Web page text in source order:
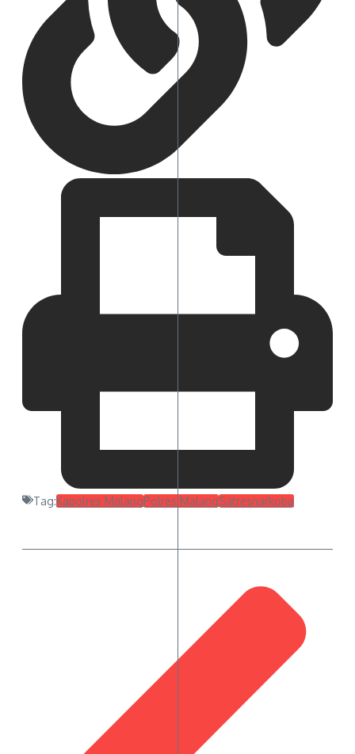
Tag:Kapolres MalangPolres MalangSatresnarkoba